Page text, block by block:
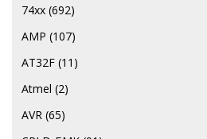
74хх (692)
AMP (107)
AT32F (11)
Atmel (2)
AVR (65)